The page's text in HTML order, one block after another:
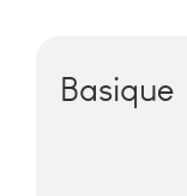
Basique